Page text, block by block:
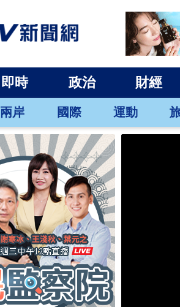
即時 政治 財經
兩岸 國際 運動